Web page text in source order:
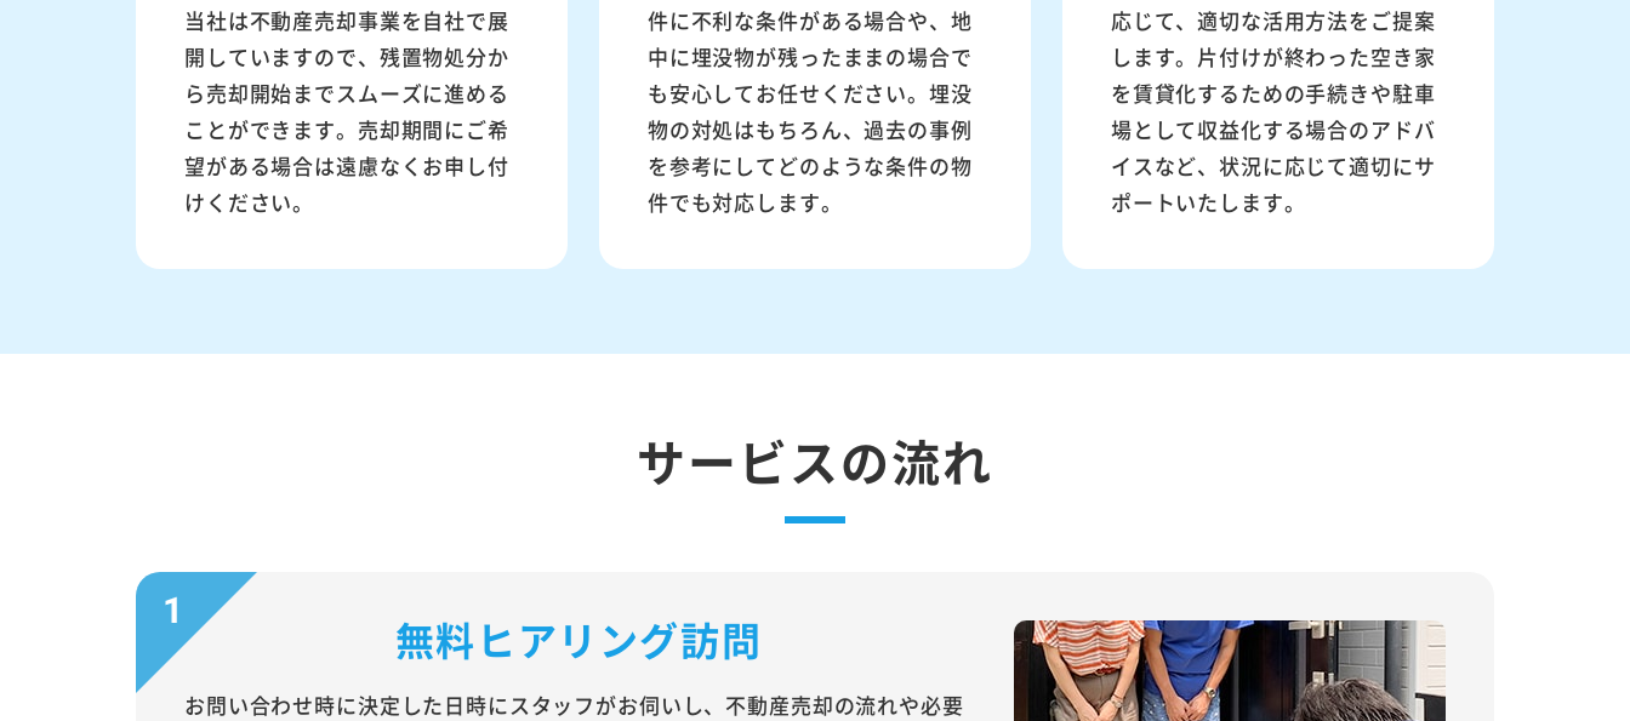
当社は不動産売却事業を自社で展
開していますので、残置物処分か
ら売却開始までスムーズに進める
ことができます。売却期間にご希
望がある場合は遠慮なくお申し付
けください。
件に不利な条件がある場合や、地
中に埋没物が残ったままの場合で
も安心してお任せください。埋没
物の対処はもちろん、過去の事例
を参考にしてどのような条件の物
件でも対応します。
応じて、適切な活用方法をご提案
します。片付けが終わった空き家
を賃貸化するための手続きや駐車
場として収益化する場合のアドバ
イスなど、状況に応じて適切にサ
ポートいたします。
サービスの流れ
無料ヒアリング訪問
お問い合わせ時に決定した日時にスタッフがお伺いし、不動産売却の流れや必要